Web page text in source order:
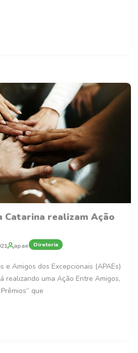
Catarina realizam Ação
apae Diretoria
e Amigos dos Excepcionais (APAEs)
realizando uma Ação Entre Amigos,
que